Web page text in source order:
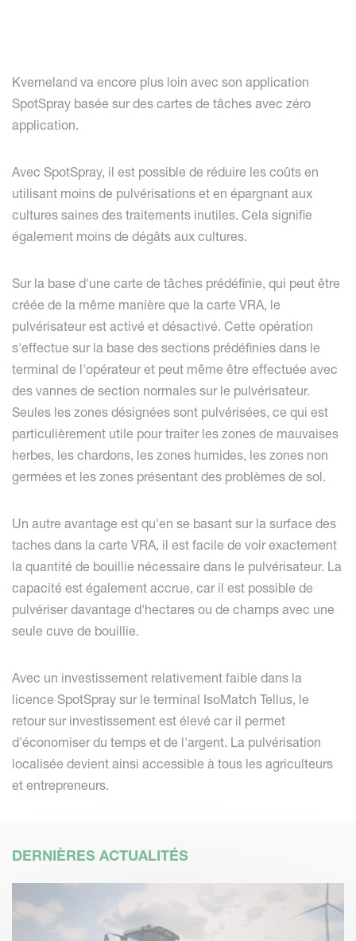
Kverneland va encore plus loin avec son application
SpotSpray basée sur des cartes de tâches avec zéro
application.
Avec SpotSpray, il est possible de réduire les coûts en
utilisant moins de pulvérisations et en épargnant aux
cultures saines des traitements inutiles. Cela signifie
également moins de dégâts aux cultures.
Sur la base d'une carte de tâches prédéfinie, qui peut être
créée de la même manière que la carte VRA, le
pulvérisateur est activé et désactivé. Cette opération
s'effectue sur la base des sections prédéfinies dans le
terminal de l'opérateur et peut même être effectuée avec
des vannes de section normales sur le pulvérisateur.
Seules les zones désignées sont pulvérisées, ce qui est
particulièrement utile pour traiter les zones de mauvaises
herbes, les chardons, les zones humides, les zones non
germées et les zones présentant des problèmes de sol.
Un autre avantage est qu'en se basant sur la surface des
taches dans la carte VRA, il est facile de voir exactement
la quantité de bouillie nécessaire dans le pulvérisateur. La
capacité est également accrue, car il est possible de
pulvériser davantage d'hectares ou de champs avec une
seule cuve de bouillie.
Avec un investissement relativement faible dans la
licence SpotSpray sur le terminal IsoMatch Tellus, le
retour sur investissement est élevé car il permet
d'économiser du temps et de l'argent. La pulvérisation
localisée devient ainsi accessible à tous les agriculteurs
et entrepreneurs.
DERNIÈRES ACTUALITÉS